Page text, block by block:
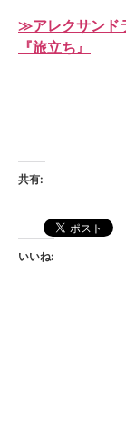
≫アレクサンド
『旅立ち』
共有:
いいね: